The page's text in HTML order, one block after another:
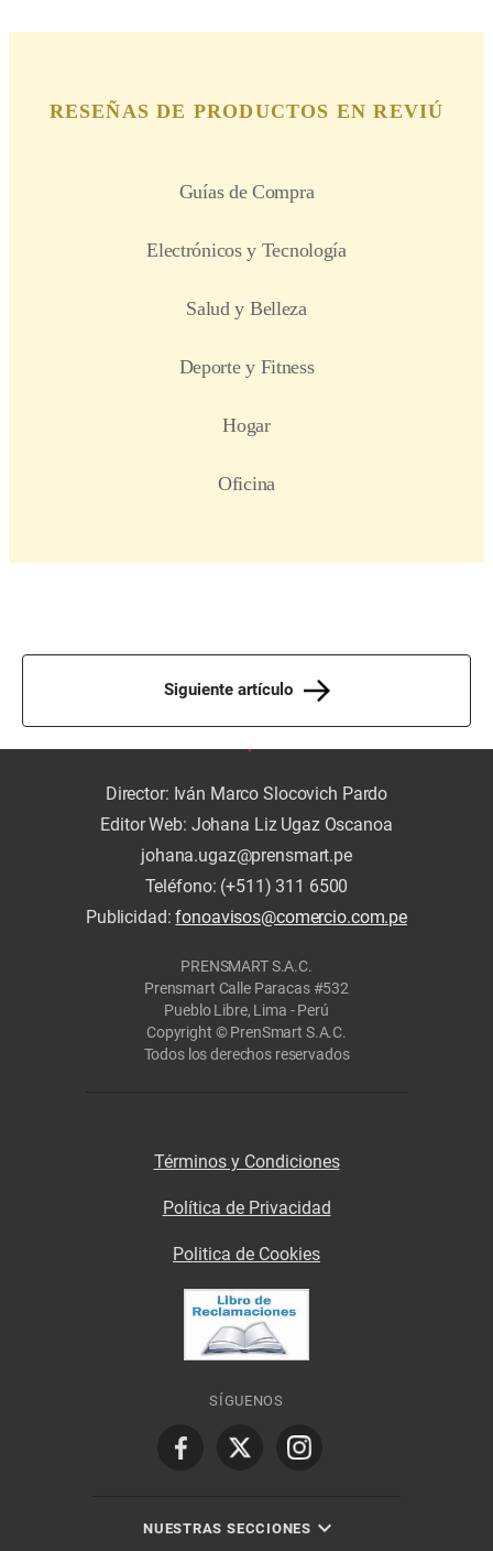
Siguiente artículo
Director: Iván Marco Slocovich Pardo
Editor Web: Johana Liz Ugaz Oscanoa
johana.ugaz@prensmart.pe
Teléfono: (+511) 311 6500
Publicidad:fonoavisos@comercio.com.pe
PRENSMART S.A.C.
Prensmart Calle Paracas #532
Pueblo Libre, Lima - Perú
Copyright © PrenSmart S.A.C.
Todos los derechos reservados
Términos y Condiciones
Política de Privacidad
Politica de Cookies
SÍGUENOS
NUESTRAS SECCIONES